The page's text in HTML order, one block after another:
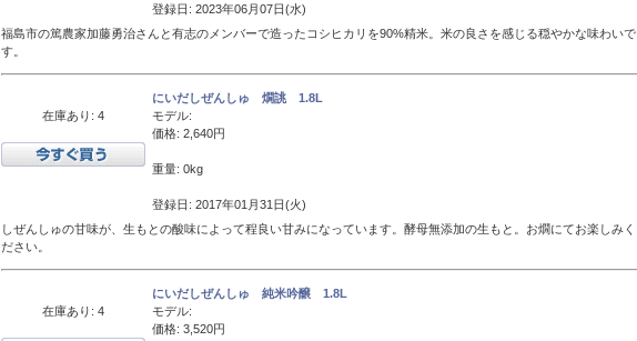
登録日: 2023年06月07日(水)
福島市の篤農家加藤勇治さんと有志のメンバーで造ったコシヒカリを90%精米。米の良さを感じる穏やかな味わいで
す。
在庫あり: 4
にいだしぜんしゅ 燗誂 1.8L
モデル:
価格: 2,640円
重量: 0kg
登録日: 2017年01月31日(火)
しぜんしゅの甘味が、生もとの酸味によって程良い甘みになっています。酵母無添加の生もと。お燗にてお楽しみく
ださい。
在庫あり: 4
にいだしぜんしゅ 純米吟醸 1.8L
モデル:
価格: 3,520円